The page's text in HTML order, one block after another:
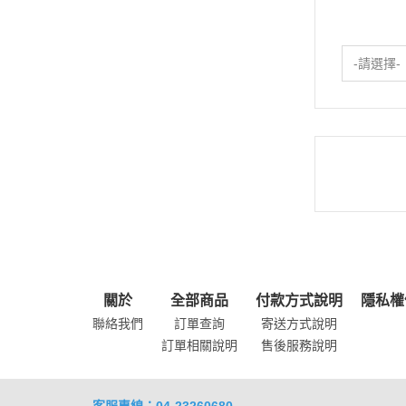
-請選擇-
關於
聯絡我們
全部商品
訂單查詢
訂單相關說明
付款方式說明
寄送方式說明
售後服務說明
隱私